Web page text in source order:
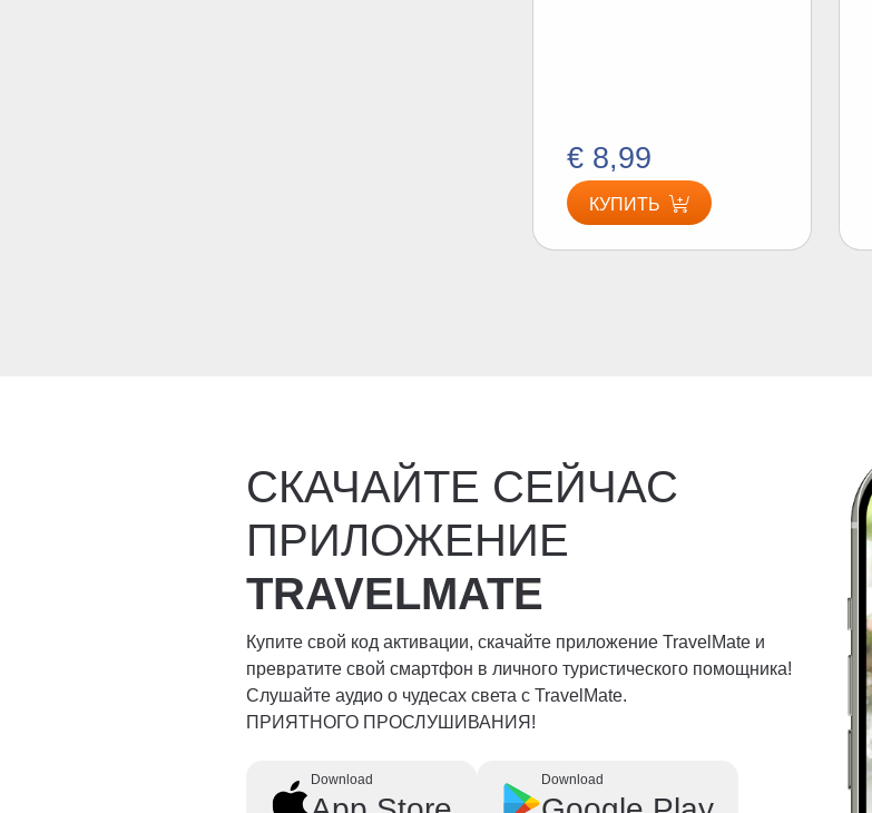
€ 8,99
КУПИТЬ
СКАЧАЙТЕ СЕЙЧАС
ПРИЛОЖЕНИЕ
TRAVELMATE
Купите свой код активации, скачайте приложение TravelMate и
превратите свой смартфон в личного туристического помощника!
Слушайте аудио о чудесах света с TravelMate.
ПРИЯТНОГО ПРОСЛУШИВАНИЯ!
Download Download